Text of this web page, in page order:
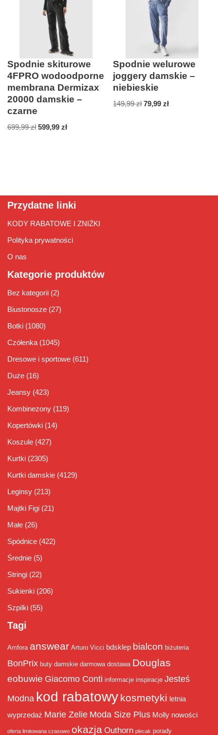
Spodnie skiturowe
4FPRO wodoodporne
membrana Dermizax
20000 damskie –
czarne
699,99zł 599,99 zł
Spodnie welurowe
joggery damskie –
niebieskie
149,99zł 79,99zł
Przydatne linki
KODY RABATOWE I ZNIŻKI
Polityka prywatności
O nas
Kategorie produktów
Bez kategorii (2)
Biustonosze (27)
Botki (1080)
Czółenka (1045)
Dresowe i sportowe (611)
Duże (16)
Jeansy (423)
Kombinezony (119)
Kopertówki (14)
Koszule (427)
Kurtki (2305)
Kurtki damskie (4129)
Leginsy (213)
Majtki Figi (21)
Małe (26)
Spódnice (422)
Średnie (5)
Stringi (22)
Sukienki (206)
Szpilki (55)
Tagi
Amfora answear Arturo Vicci bdsklep bialcon biżuteria
BonPrix buty damskie darmowa dostawa Douglas
eobuwie Giacomo Conti informacje inspiracje Jesteś
Modna kod rabatowy kosmetyki letnia
wyprzedaż Marie Zelie Moda Size Plus Molly nowości
oferta limitowana czasowo okazja Outhorn plecak porady